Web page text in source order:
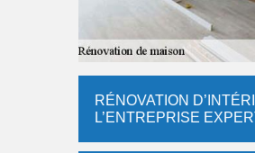
RÉNOVATION
L’ENTREPRISE